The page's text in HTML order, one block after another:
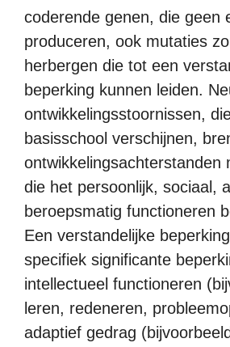
coderende genen, die geen
produceren, ook mutaties
herbergen die tot een
beperking kunnen leiden.
ontwikkelingsstoornissen,
basisschool verschijnen,
ontwikkelingsachterstanden
die het persoonlijk, sociaal,
beroepsmatig functioneren
Een verstandelijke
specifiek significante
intellectueel functioneren
leren, redeneren,
adaptief gedrag